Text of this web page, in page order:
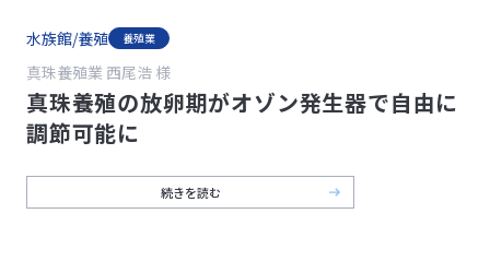
真珠養殖の放卵期がオゾン発生器で自由に
調節可能に
水族館/養殖 養殖業
真珠養殖業 西尾浩 様
続きを読む